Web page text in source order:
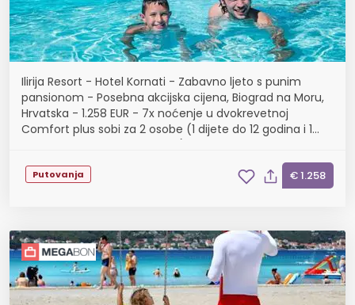
Ilirija Resort - Hotel Kornati - Zabavno ljeto s punim
pansionom - Posebna akcijska cijena, Biograd na Moru,
Hrvatska - 1.258 EUR - 7x noćenje u dvokrevetnoj
Comfort plus sobi za 2 osobe (1 dijete do 12 godina i 1
Putovanja € 1.258